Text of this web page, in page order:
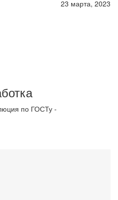
23 марта, 2023
по ГОСТу -